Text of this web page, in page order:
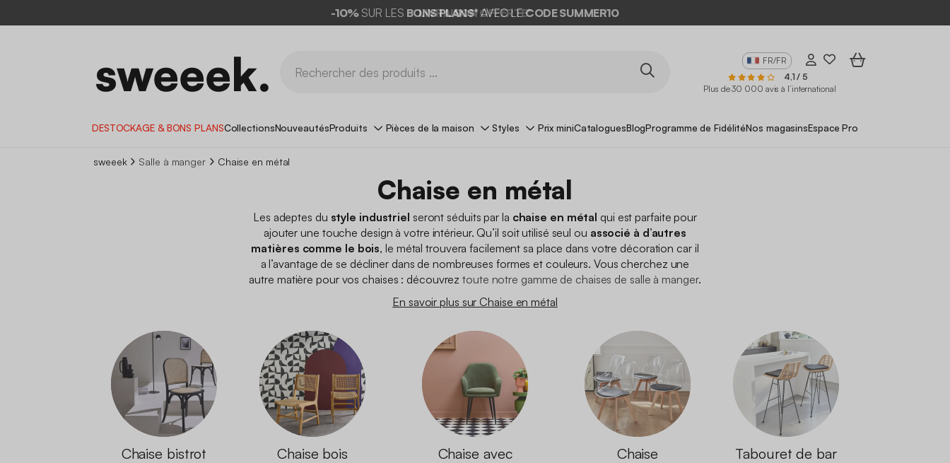
-10%SUR LES BONS PLANS*AVEC LECODE SUMMER10
FR/FR
4,1 / 5
Plus de 30 000 avis à l’international
DESTOCKAGE & BONS PLANSCollectionsNouveautésProduits Pièces de la maison Styles Prix miniCataloguesBlogProgramme de FidélitéNos magasinsEspace Pro
sweeek Salle à manger Chaise en métal
Chaise en métal
Les adeptes du style industriel seront séduits par la chaise en métal qui est parfaite pour
ajouter une touche design à votre intérieur. Qu’il soit utilisé seul ou associé à d’autres
matières comme le bois, le métal trouvera facilement sa place dans votre décoration car il
a l’avantage de se décliner dans de nombreuses formes et couleurs. Vous cherchez une
autre matière pour vos chaises : découvreztoute notre gamme de chaises de salle à manger.
En savoir plus sur Chaise en métal
Chaise bistrot Chaise bois
Chaise avec
Chaise
Tabouret de bar